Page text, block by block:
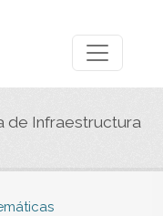
de Infraestructura